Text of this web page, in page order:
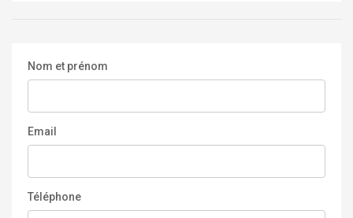
Nom et prénom
Email
Téléphone